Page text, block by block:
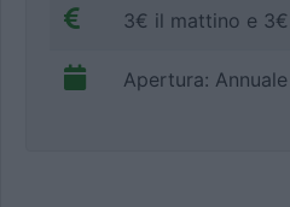
3€ il mattino e
Apertura: Annuale